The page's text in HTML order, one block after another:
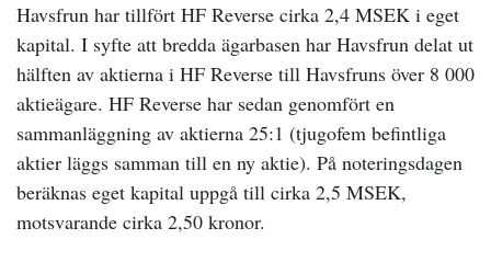
Havsfrun har tillfört HF Reverse cirka 2,4 MSEK i eget
kapital. I syfte att bredda ägarbasen har Havsfrun delat ut
hälften av aktierna i HF Reverse till Havsfruns över 8 000
aktieägare. HF Reverse har sedan genomfört en
sammanläggning av aktierna 25:1 (tjugofem befintliga
aktier läggs samman till en ny aktie). På noteringsdagen
beräknas eget kapital uppgå till cirka 2,5 MSEK,
motsvarande cirka 2,50 kronor.